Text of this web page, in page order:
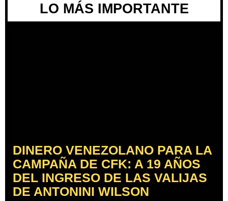
LO MÁS IMPORTANTE
DINERO VENEZOLANO PARA LA
CAMPAÑA DE CFK: A 19 AÑOS
DEL INGRESO DE LAS VALIJAS
DE ANTONINI WILSON